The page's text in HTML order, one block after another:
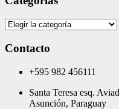
Categorias
Contacto
+595 982 456111
Santa Teresa esq.
Asunción, Paraguay